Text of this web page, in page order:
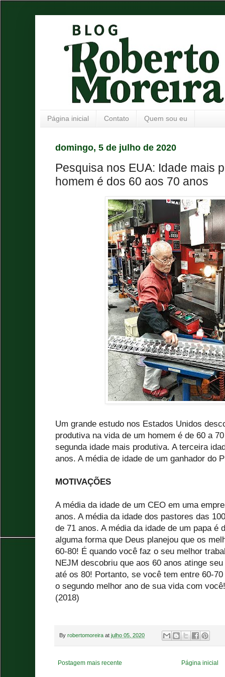
Página inicial Contato Quem sou eu
domingo, 5 de julho de 2020
Pesquisa nos EUA: Idade mais
homem é dos 60 aos 70 anos
Um grande estudo nos Estados Unidos
produtiva na vida de um homem é de 60 a
segunda idade mais produtiva. A terceira
anos. A média de idade de um ganhador do
MOTIVAÇÕES
A média da idade de um CEO em uma
anos. A média da idade dos pastores das
de 71 anos. A média da idade de um papa é
alguma forma que Deus planejou que os
60-80! É quando você faz o seu melhor
NEJM descobriu que aos 60 anos atinge
até os 80! Portanto, se você tem entre 60-
o segundo melhor ano de sua vida com
(2018)
By robertomoreira at julho 05, 2020
Postagem mais recente Página inicial